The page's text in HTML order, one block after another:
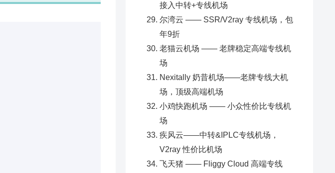
接入中转+专线机场
尔湾云 —— SSR/V2ray 专线机场，包
年9折
老猫云机场 —— 老牌稳定高端专线机
场
Nexitally 奶昔机场——老牌专线大机
场，顶级高端机场
小鸡快跑机场 —— 小众性价比专线机
场
疾风云——中转&IPLC专线机场，
V2ray 性价比机场
飞天猪 —— Fliggy Cloud 高端专线